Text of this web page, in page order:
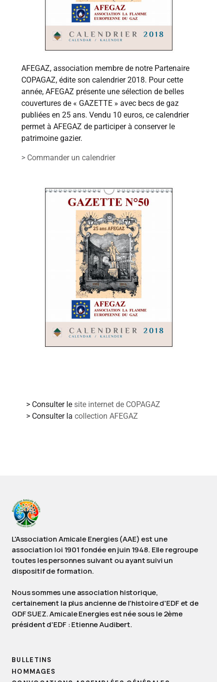
AFEGAZ, association membre de notre Partenaire
COPAGAZ, édite son calendrier 2018. Pour cette
année, AFEGAZ présente une sélection de belles
couvertures de « GAZETTE » avec becs de gaz
publiées en 25 ans. Vendu 10 euros, ce calendrier
permet à AFEGAZ de participer à conserver le
patrimoine gazier.
> Commander un calendrier
> Consulter le site internet de COPAGAZ
> Consulter la collection AFEGAZ
L'Association Amicale Energies (AAE) est une
association loi 1901 fondée en juin 1948. Elle regroupe
toutes les personnes suivant ou ayant suivi un
dispositif de formation.
Nous sommes une association historique,
certainement la plus ancienne de l'histoire d'EDF et de
GDF SUEZ. Amicale Energies est née sous le 2ème
président d'EDF : Etienne Audibert.
BULLETINS
HOMMAGES